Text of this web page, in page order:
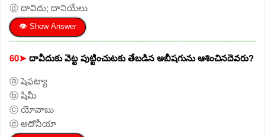
ⓓ దావిదు; దానియేలు
👁 Show Answer
60➤దావీదుకు వెట్ట పుట్టించుటకు తేబడిన అబీషగును ఆశించినదెవరు?
ⓐ షెఫట్యా
ⓑ షిమీ
ⓒ యోవాబు
ⓓ అదోనీయా